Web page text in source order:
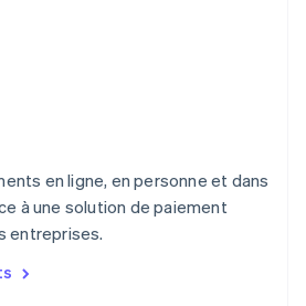
en ligne, en personne et dans
à une solution de paiement
entreprises.